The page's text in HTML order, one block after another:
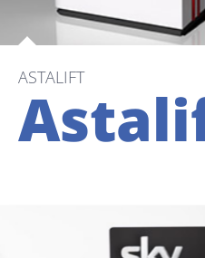
ASTALIFT